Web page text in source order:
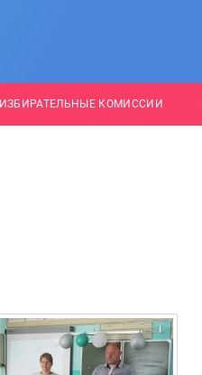
ИЗБИРАТЕЛЬНЫЕ КОМИССИИ